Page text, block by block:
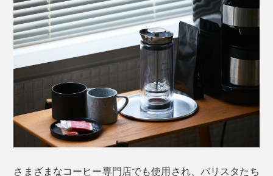
さまざまなコーヒー専門店でも使用され、バリスタたち